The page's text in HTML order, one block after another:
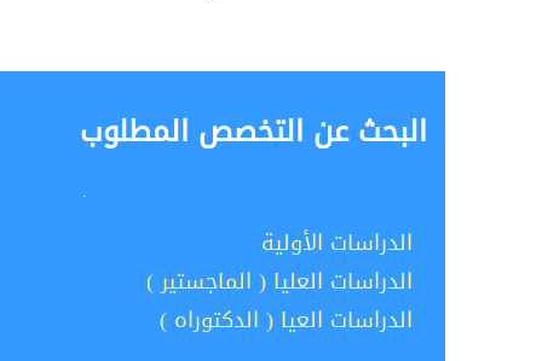
البحث عن التخصص المطلوب
.
الدراسات الأولية
الدراسات العليا ( الماجستير )
الدراسات العيا ( الدكتوراه )